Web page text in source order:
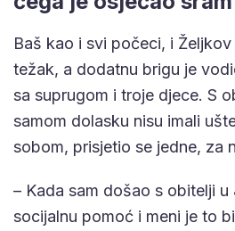
Baš kao i svi počeci, i
težak, a dodatnu brigu je
sa suprugom i troje djece. S
samom dolasku nisu imali
sobom, prisjetio se jedne, za
– Kada sam došao s obitelji
socijalnu pomoć i meni je to